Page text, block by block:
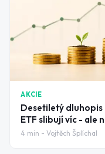
AKCIE
Desetiletý dluhopis
ETF slibují víc - ale
4 min - Vojtěch Šplíchal